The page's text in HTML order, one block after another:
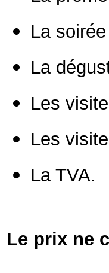
La
La
Les
Les
La TVA.
Le prix ne